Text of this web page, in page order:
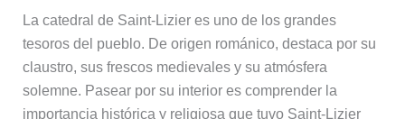
La catedral de Saint-Lizier es uno de los grandes
tesoros del pueblo. De origen románico, destaca por su
claustro, sus frescos medievales y su atmósfera
solemne. Pasear por su interior es comprender la
importancia histórica y religiosa que tuvo Saint-Lizier